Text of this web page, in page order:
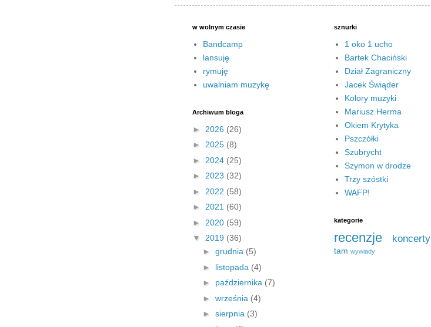
w wolnym czasie
Bandcamp
lansuję
rymuję
uwalniam muzykę
Archiwum bloga
► 2026 (26)
► 2025 (8)
► 2024 (25)
► 2023 (32)
► 2022 (58)
► 2021 (60)
► 2020 (59)
▼ 2019 (36)
► grudnia (5)
► listopada (4)
► października (7)
► września (4)
► sierpnia (3)
sznurki
1 oko 1 ucho
Bartek Chaciński
Dział Zagraniczny
Jacek Świąder
Kolory muzyki
Mariusz Herma
Okiem Krytyka
Pszczółki
Szubrycht
Szymon w drodze
Trzy szóstki
WAFP!
kategorie
recenzje koncerty
tam wywiady